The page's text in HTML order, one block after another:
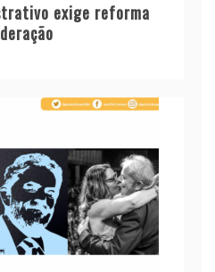
exige reforma